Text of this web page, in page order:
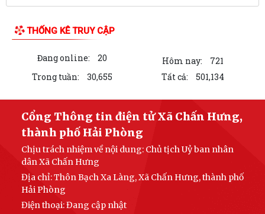
Trường THCS Đông Tây Hưng tham gia Hội thi Giáo viên dạy giỏi cấp
THAO THÀNH PHỐ HẢI PHÒNG NĂM 2026
Hưỡng dẫn kích hoạt sử dụng sổ sức khỏe điện tử trên ứng dụng
LỄ PHÁT ĐỘNG NGÀY CHẠY OLYMPIC – VÌ SỨC KHỎE TOÀN DÂN – VÌ
AN NINH TỔ QUỐC NĂM 2026
Cụm di tích Đình - Đền - Chùa Xuân Úc là một quần thể di tích lịch sử,
văn hóa, tín ngưỡng tiêu...
Công tác chuẩn bị Lễ hội Đình - Đền - Chùa Xuân Úc năm 2026 xã Chấn
Hưng
LIÊN KẾT WEB SITE
THỐNG KÊ TRUY CẬP